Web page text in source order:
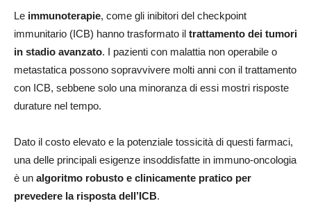
Le immunoterapie, come gli inibitori del checkpoint
immunitario (ICB) hanno trasformato il trattamento dei tumori
in stadio avanzato. I pazienti con malattia non operabile o
metastatica possono sopravvivere molti anni con il trattamento
con ICB, sebbene solo una minoranza di essi mostri risposte
durature nel tempo.
Dato il costo elevato e la potenziale tossicità di questi farmaci,
una delle principali esigenze insoddisfatte in immuno-oncologia
è un algoritmo robusto e clinicamente pratico per
prevedere la risposta dell’ICB.